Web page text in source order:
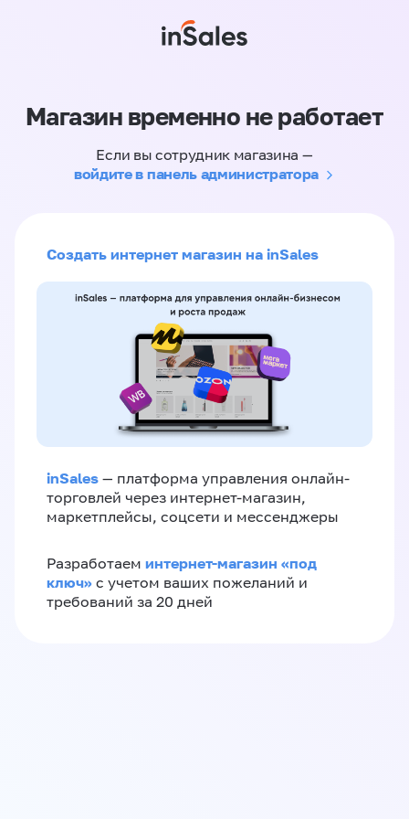
Магазин временно не работает
Если вы сотрудник магазина —
войдите в панель администратора
Создать интернет магазин на inSales
inSales — платформа управления онлайн-
торговлей через интернет-магазин,
маркетплейсы, соцсети и мессенджеры
Разработаем интернет-магазин «‎под
ключ»‎ с учетом ваших пожеланий и
требований за 20 дней